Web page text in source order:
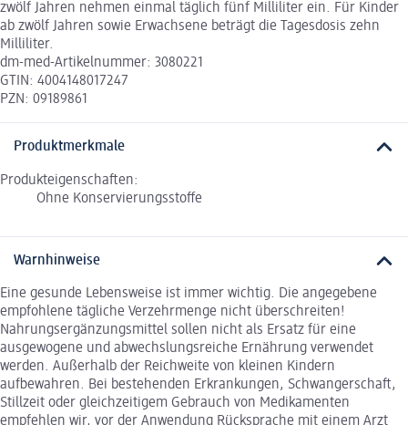
zwölf Jahren nehmen einmal täglich fünf Milliliter ein. Für Kinder
ab zwölf Jahren sowie Erwachsene beträgt die Tagesdosis zehn
Milliliter.
dm-med-Artikelnummer: 3080221
GTIN: 4004148017247
PZN: 09189861
Produktmerkmale
Produkteigenschaften:
Ohne Konservierungsstoffe
Warnhinweise
Eine gesunde Lebensweise ist immer wichtig. Die angegebene
empfohlene tägliche Verzehrmenge nicht überschreiten!
Nahrungsergänzungsmittel sollen nicht als Ersatz für eine
ausgewogene und abwechslungsreiche Ernährung verwendet
werden. Außerhalb der Reichweite von kleinen Kindern
aufbewahren. Bei bestehenden Erkrankungen, Schwangerschaft,
Stillzeit oder gleichzeitigem Gebrauch von Medikamenten
empfehlen wir, vor der Anwendung Rücksprache mit einem Arzt